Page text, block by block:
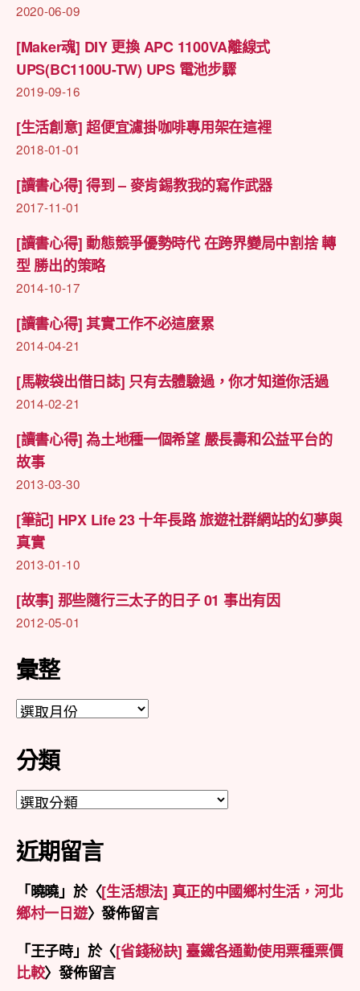
2020-06-09
[Maker魂] DIY 更換 APC 1100VA離線式
UPS(BC1100U-TW) UPS 電池步驟
2019-09-16
[生活創意] 超便宜濾掛咖啡專用架在這裡
2018-01-01
[讀書心得] 得到 – 麥肯錫教我的寫作武器
2017-11-01
[讀書心得] 動態競爭優勢時代 在跨界變局中割捨 轉
型 勝出的策略
2014-10-17
[讀書心得] 其實工作不必這麼累
2014-04-21
[馬鞍袋出借日誌] 只有去體驗過，你才知道你活過
2014-02-21
[讀書心得] 為土地種一個希望 嚴長壽和公益平台的
故事
2013-03-30
[筆記] HPX Life 23 十年長路 旅遊社群網站的幻夢與
真實
2013-01-10
[故事] 那些隨行三太子的日子 01 事出有因
2012-05-01
彙整
彙
分類
分
近期留言
「曉曉」於〈[生活想法] 真正的中國鄉村生活，河北
鄉村一日遊〉發佈留言
「王子時」於〈[省錢秘訣] 臺鐵各通勤使用票種票價
比較〉發佈留言